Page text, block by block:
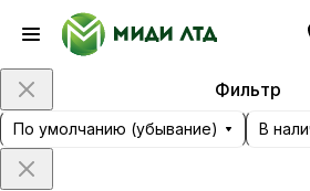
Фильтр
По умолчанию (убывание) В